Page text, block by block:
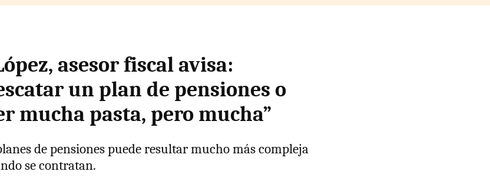
asesor fiscal avisa:
un plan de pensiones o
mucha pasta, pero mucha”
de pensiones puede resultar mucho más compleja
se contratan.